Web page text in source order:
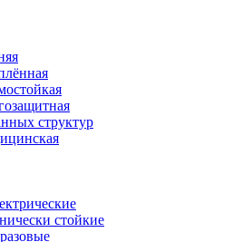
структур
стойкие